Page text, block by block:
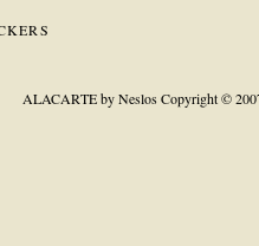
ALACARTE by NeslosCopyright ©